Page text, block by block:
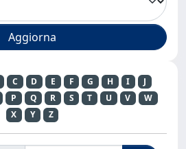
C D E F G H I
J
P Q R S T U V
W
X
Y Z